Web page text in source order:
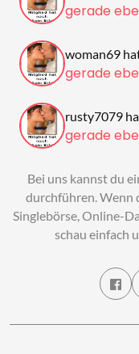
gerade
woman69
gerade
rusty7079
gerade
Bei uns kannst du
durchführen. Wenn
Singlebörse, Online-
schau einfach